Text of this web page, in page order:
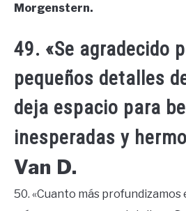
Morgenstern.
49. «Se agradecido
pequeños detalles
deja espacio para
inesperadas y
Van D.
50. «Cuanto más